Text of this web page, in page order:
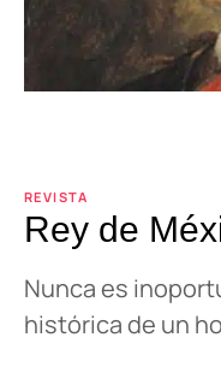
REVISTA
Rey de
Nunca es
histórica de un